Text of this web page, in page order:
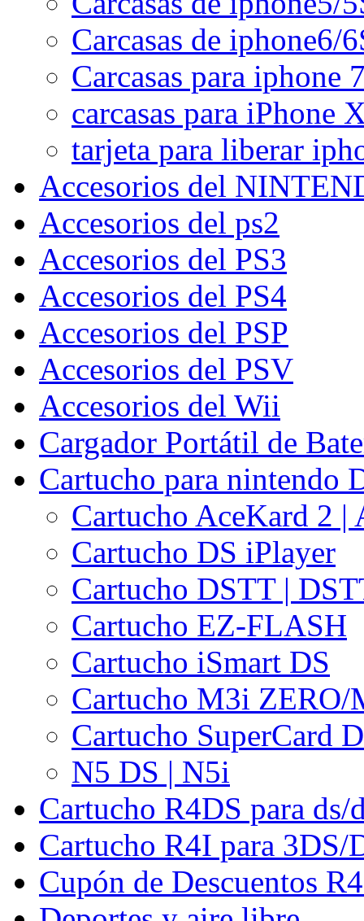
Carcasas de iphone6/
Carcasas para iphone
carcasas para iPhone
tarjeta para liberar
Accesorios del
Accesorios del ps2
Accesorios del PS3
Accesorios del PS4
Accesorios del PSP
Accesorios del PSV
Accesorios del Wii
Cargador Portátil de
Cartucho para nintendo
Cartucho AceKard 2 |
Cartucho DS iPlayer
Cartucho DSTT |
Cartucho EZ-FLASH
Cartucho iSmart DS
Cartucho M3i ZERO/
Cartucho SuperCard
N5 DS | N5i
Cartucho R4DS para ds/
Cartucho R4I para 3DS/
Cupón de Descuentos